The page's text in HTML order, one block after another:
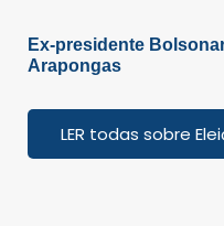
Ex-presidente
Arapongas
LER todas sobre